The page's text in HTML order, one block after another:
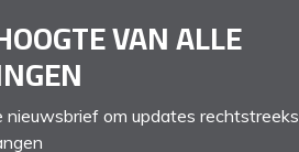
VAN ALLE
nieuwsbrief om updates rechtstreeks